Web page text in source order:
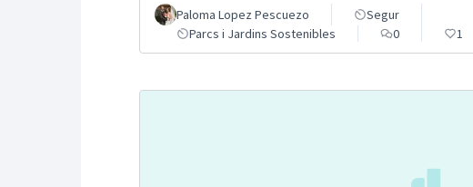
Paloma Lopez Pescuezo
Segur
Parcs i Jardins Sostenibles
0 1